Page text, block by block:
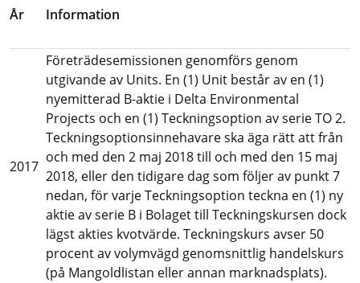
År Information
2017
Företrädesemissionen genomförs genom
utgivande av Units. En (1) Unit består av en (1)
nyemitterad B-aktie i Delta Environmental
Projects och en (1) Teckningsoption av serie TO 2.
Teckningsoptionsinnehavare ska äga rätt att från
och med den 2 maj 2018 till och med den 15 maj
2018, eller den tidigare dag som följer av punkt 7
nedan, för varje Teckningsoption teckna en (1) ny
aktie av serie B i Bolaget till Teckningskursen dock
lägst akties kvotvärde. Teckningskurs avser 50
procent av volymvägd genomsnittlig handelskurs
(på Mangoldlistan eller annan marknadsplats).